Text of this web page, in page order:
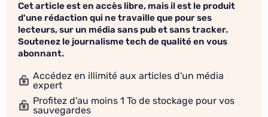
Cet article est en accès libre, mais il est le produit
d'une rédaction qui ne travaille que pour ses
lecteurs, sur un média sans pub et sans tracker.
Soutenez le journalisme tech de qualité en vous
abonnant.
Accédez en illimité aux articles d'un média
expert
Profitez d'au moins 1 To de stockage pour vos
sauvegardes